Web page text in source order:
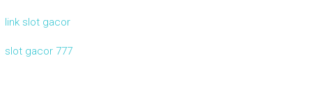
link slot gacor
slot gacor 777